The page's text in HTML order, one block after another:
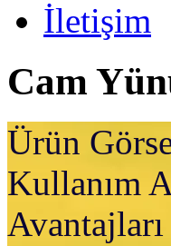
İletişim
Cam
Ürün
Kullanım
Avantajları